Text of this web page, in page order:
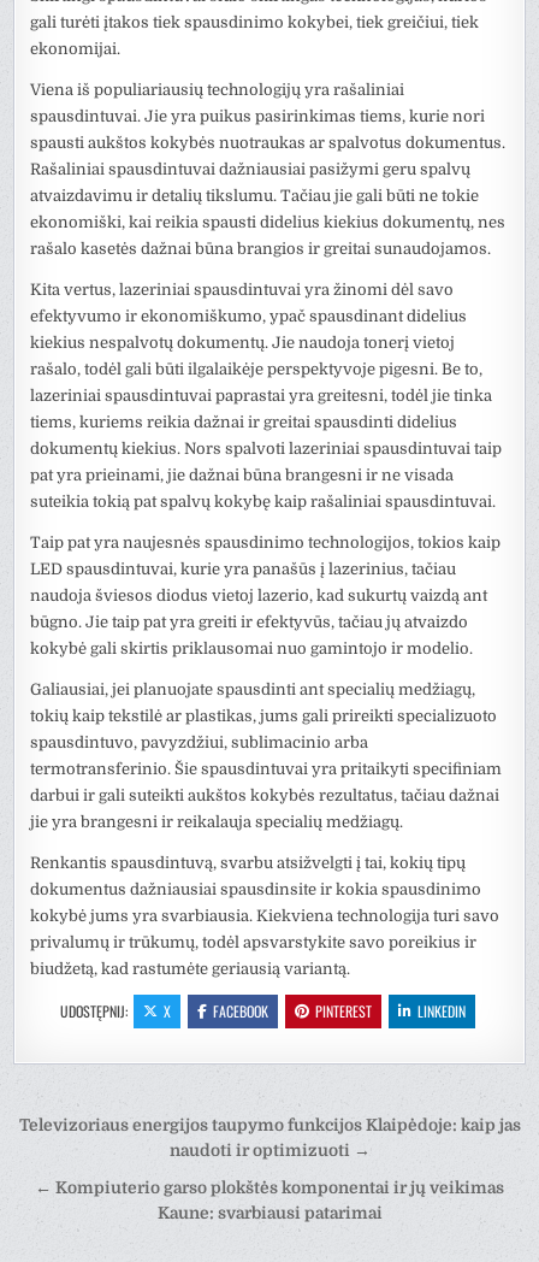
gali turėti įtakos tiek spausdinimo kokybei, tiek greičiui, tiek
ekonomijai.
Viena iš populiariausių technologijų yra rašaliniai
spausdintuvai. Jie yra puikus pasirinkimas tiems, kurie nori
spausti aukštos kokybės nuotraukas ar spalvotus dokumentus.
Rašaliniai spausdintuvai dažniausiai pasižymi geru spalvų
atvaizdavimu ir detalių tikslumu. Tačiau jie gali būti ne tokie
ekonomiški, kai reikia spausti didelius kiekius dokumentų, nes
rašalo kasetės dažnai būna brangios ir greitai sunaudojamos.
Kita vertus, lazeriniai spausdintuvai yra žinomi dėl savo
efektyvumo ir ekonomiškumo, ypač spausdinant didelius
kiekius nespalvotų dokumentų. Jie naudoja tonerį vietoj
rašalo, todėl gali būti ilgalaikėje perspektyvoje pigesni. Be to,
lazeriniai spausdintuvai paprastai yra greitesni, todėl jie tinka
tiems, kuriems reikia dažnai ir greitai spausdinti didelius
dokumentų kiekius. Nors spalvoti lazeriniai spausdintuvai taip
pat yra prieinami, jie dažnai būna brangesni ir ne visada
suteikia tokią pat spalvų kokybę kaip rašaliniai spausdintuvai.
Taip pat yra naujesnės spausdinimo technologijos, tokios kaip
LED spausdintuvai, kurie yra panašūs į lazerinius, tačiau
naudoja šviesos diodus vietoj lazerio, kad sukurtų vaizdą ant
būgno. Jie taip pat yra greiti ir efektyvūs, tačiau jų atvaizdo
kokybė gali skirtis priklausomai nuo gamintojo ir modelio.
Galiausiai, jei planuojate spausdinti ant specialių medžiagų,
tokių kaip tekstilė ar plastikas, jums gali prireikti specializuoto
spausdintuvo, pavyzdžiui, sublimacinio arba
termotransferinio. Šie spausdintuvai yra pritaikyti specifiniam
darbui ir gali suteikti aukštos kokybės rezultatus, tačiau dažnai
jie yra brangesni ir reikalauja specialių medžiagų.
Renkantis spausdintuvą, svarbu atsižvelgti į tai, kokių tipų
dokumentus dažniausiai spausdinsite ir kokia spausdinimo
kokybė jums yra svarbiausia. Kiekviena technologija turi savo
privalumų ir trūkumų, todėl apsvarstykite savo poreikius ir
biudžetą, kad rastumėte geriausią variantą.
UDOSTĘPNIJ: X FACEBOOK PINTEREST LINKEDIN
Nawigacja
Televizoriaus energijos taupymo funkcijos Klaipėdoje: kaip jas
naudoti ir optimizuoti →
← Kompiuterio garso plokštės komponentai ir jų veikimas
Kaune: svarbiausi patarimai